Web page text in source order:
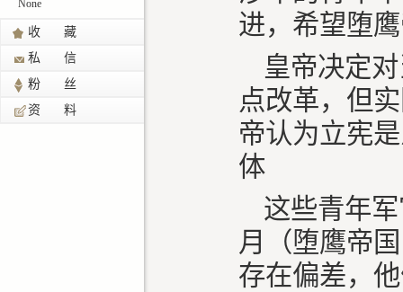
None
收 藏
私 信
粉 丝
资 料
进，希望堕
皇帝决定
点改革，但
帝认为立宪
体
这些青年
月（堕鹰帝
存在偏差，